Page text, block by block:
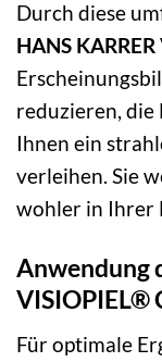
Durch diese
HANS
reduzieren,
Ihnen ein
verleihen. Sie
wohler in Ihrer
Anwendung
VISIOPIEL®
Für optimale